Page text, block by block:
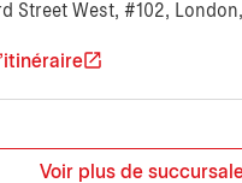
Street West, #102,
Voir plus de